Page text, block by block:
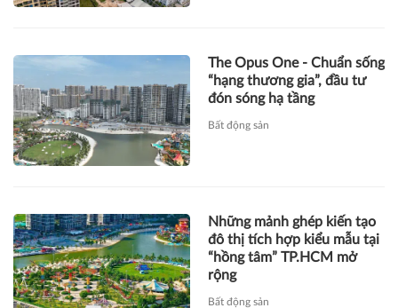
The Opus One - Chuẩn sống
“hạng thương gia”, đầu tư
đón sóng hạ tầng
Bất động sản
Những mảnh ghép kiến tạo
đô thị tích hợp kiểu mẫu tại
“hồng tâm” TP.HCM mở
rộng
Bất động sản